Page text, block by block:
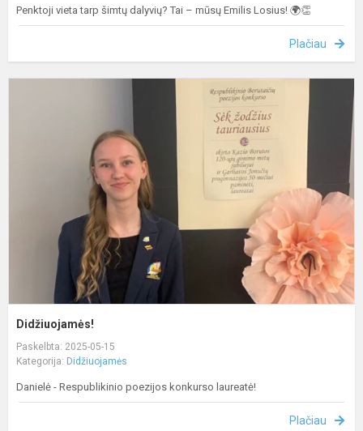
Penktoji vieta tarp šimtų dalyvių? Tai – mūsų Emilis Losius! 🌍👏
Plačiau
Didžiuojamės!
Paskelbta: 2025-05-15
Kategorija: Didžiuojamės
Danielė - Respublikinio poezijos konkurso laureatė!
Plačiau